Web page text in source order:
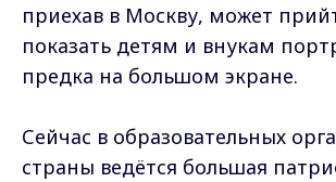
приехав в Москву, может
показать детям и внукам
предка на большом экране.
Сейчас в образовательных
страны ведётся большая